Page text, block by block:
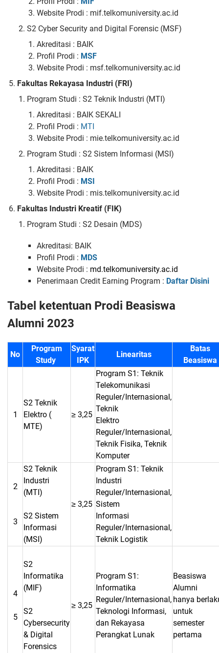
Website Prodi : mif.telkomuniversity.ac.id
S2 Cyber Security and Digital Forensic (MSF)
Akreditasi : BAIK
Profil Prodi : MSF
Website Prodi : msf.telkomuniversity.ac.id
Fakultas Rekayasa Industri (FRI)
Program Studi : S2 Teknik Industri (MTI)
Akreditasi : BAIK SEKALI
Profil Prodi : MTI
Website Prodi : mie.telkomuniversity.ac.id
Program Studi : S2 Sistem Informasi (MSI)
Akreditasi : BAIK
Profil Prodi : MSI
Website Prodi : mis.telkomuniversity.ac.id
Fakultas Industri Kreatif (FIK)
Program Studi : S2 Desain (MDS)
Akreditasi: BAIK
Profil Prodi : MDS
Website Prodi : md.telkomuniversity.ac.id
Penerimaan Credit Earning Program : Daftar Disini
Tabel ketentuan Prodi Beasiswa
Alumni 2023
No
Program
Study
Syarat
IPK
Linearitas
Batas
Beasiswa
1
S2 Teknik
Elektro (
MTE)
≥ 3,25
Program S1: Teknik
Telekomunikasi
Reguler/Internasional,
Teknik
Elektro
Reguler/Internasional,
Teknik Fisika, Teknik
Komputer
2
3
S2 Teknik
Industri
(MTI)
S2 Sistem
Informasi
(MSI)
≥ 3,25
Program S1: Teknik
Industri
Reguler/Internasional,
Sistem
Informasi
Reguler/Internasional,
Teknik Logistik
4
5
S2
Informatika
(MIF)
S2
Cybersecurity
& Digital
Forensics
≥ 3,25
Program S1:
Informatika
Reguler/Internasional,
Teknologi Informasi,
dan Rekayasa
Perangkat Lunak
Beasiswa
Alumni
hanya
untuk
semester
pertama